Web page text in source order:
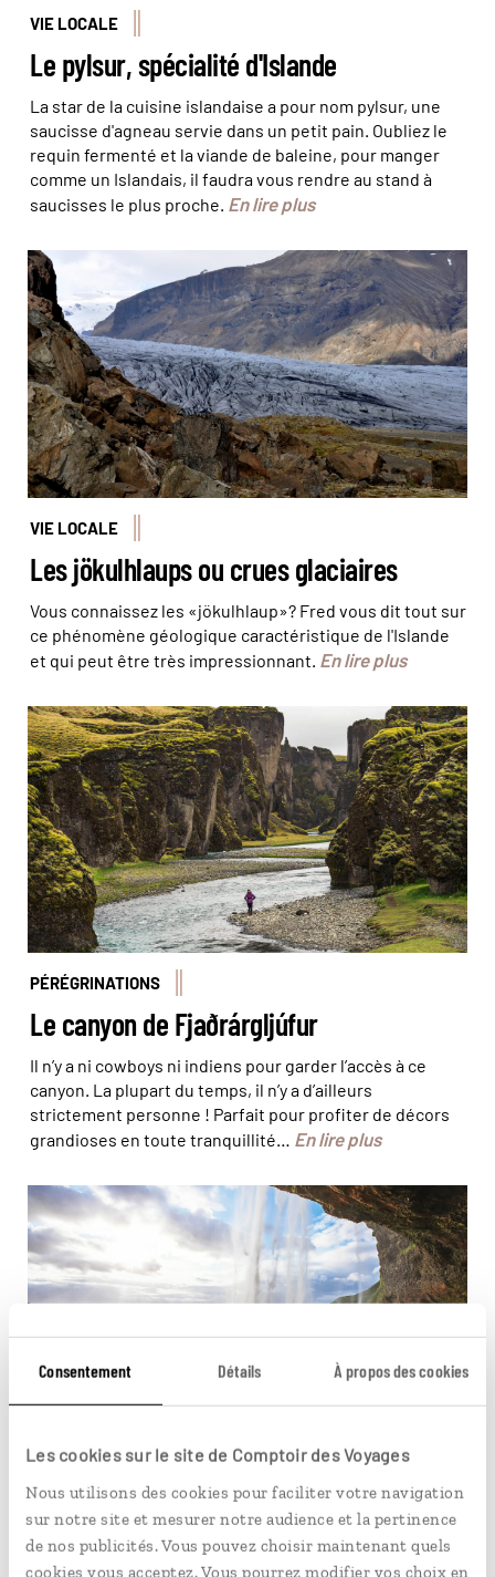
Consentement Détails À propos des cookies
Les cookies sur le site de Comptoir des Voyages
Nous utilisons des cookies pour faciliter votre navigation
sur notre site et mesurer notre audience et la pertinence
de nos publicités. Vous pouvez choisir maintenant quels
cookies vous acceptez. Vous pourrez modifier vos choix en
VIE LOCALE
Le pylsur, spécialité d'Islande
La star de la cuisine islandaise a pour nom pylsur, une
saucisse d'agneau servie dans un petit pain. Oubliez le
requin fermenté et la viande de baleine, pour manger
comme un Islandais, il faudra vous rendre au stand à
saucisses le plus proche. En lire plus
Fred a percé le mystère des jökulhlaup © Fred Botton
VIE LOCALE
Les jökulhlaups ou crues glaciaires
Vous connaissez les «jökulhlaup»? Fred vous dit tout sur
ce phénomène géologique caractéristique de l'Islande
et qui peut être très impressionnant. En lire plus
© Marcos - stock.adobe
PÉRÉGRINATIONS
Le canyon de Fjaðrárgljúfur
Il n’y a ni cowboys ni indiens pour garder l’accès à ce
canyon. La plupart du temps, il n’y a d’ailleurs
strictement personne ! Parfait pour profiter de décors
grandioses en toute tranquillité… En lire plus
L'envers du décor à Seljalandsfoss ©
Song_about_summer / stock.adobe.com
CARNET D'ADRESSES
Top 10 des cascades d’Islande
Quand on s'est dit qu'il nous fallait un top 10 des plus
belles cascades d'Islande, l'ampleur de la tâche nous a